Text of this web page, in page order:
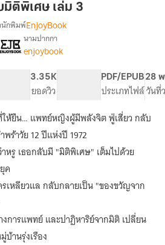
มิติพิเศษ เล่ม 3
เรื่อง [จบ]
แพทย์
สาว
ใน
วัน
สิ้น
โลก
ทะลุ
มิติ
มา
พร้อม
มิติ
พิเศษ
นักพิมพ์EnjoyBook
นามปากกา
enjoybook
3.35K
ยอดวิว
PDF/EPUB
ประเภทไฟล์
28
วันที่
ให้ยืน… แพทย์หญิงผู้มีพลังจิต ฟู่เสี่ยว กลับ
ร้าวัย 12 ปีแห่งปี 1972
หรู เธอกลับมี "มิติพิเศษ" เต็มไปด้วย
ค
เหลียวแล กลับกลายเป็น "ของขวัญจาก
การแพทย์ และปาฏิหาริย์จากมิติ เปลี่ยน
บ้านรุ่งเรือง